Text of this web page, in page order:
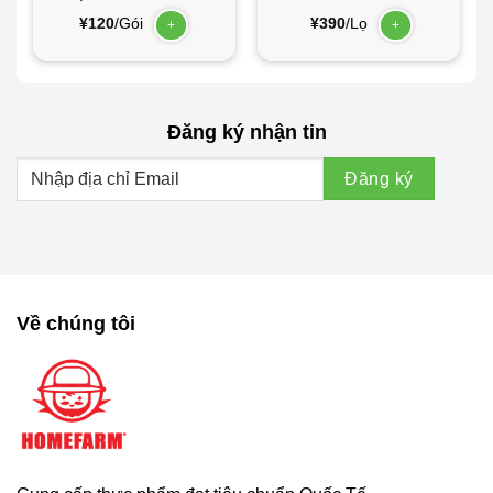
¥120/Gói +
¥390/Lọ +
Đăng ký nhận tin
Về chúng tôi